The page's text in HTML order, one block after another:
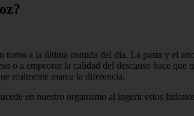
torno a la última comida del día. La pasta y el
o a empeorar la calidad del descanso hace
realmente marca la diferencia.
en nuestro organismo al ingerir estos